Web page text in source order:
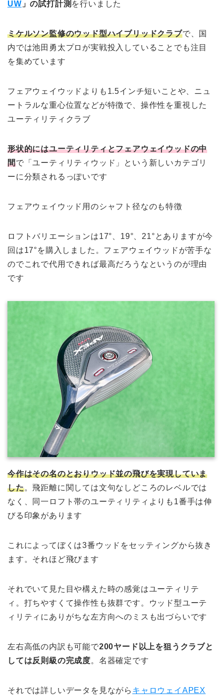
UW 」の試打計測 を行いました
ミケルソン監修のウッド型ハイブリッドクラブで、国
内では池田勇太プロが実戦投入していることでも注目
を集めています
フェアウェイウッドよりも1.5インチ短いことや、ニュ
ートラルな重心位置などが特徴で、操作性を重視した
ユーティリティクラブ
形状的にはユーティリティとフェアウェイウッドの中
間で「ユーティリティウッド」という新しいカテゴリ
ーに分類されるっぽいです
フェアウェイウッド用のシャフト径なのも特徴
ロフトバリエーションは17°、19°、21°とありますが今
回は17°を購入しました。フェアウェイウッドが苦手な
のでこれで代用できれば最高だろうなというのが理由
です
今作はその名のとおりウッド並の飛びを実現していま
した。飛距離に関しては文句なしどころのレベルでは
なく、同一ロフト帯のユーティリティよりも1番手は伸
びる印象があります
これによってぼくは3番ウッドをセッティングから抜き
ます。それほど飛びます
それでいて見た目や構えた時の感覚はユーティリテ
ィ。打ちやすくて操作性も抜群です。ウッド型ユーテ
ィリティにありがちな左方向へのミスも出づらいです
左右高低の内訳も可能で200ヤード以上を狙うクラブと
しては反則級の完成度。名器確定です
それでは詳しいデータを見ながら キャロウェイAPEX